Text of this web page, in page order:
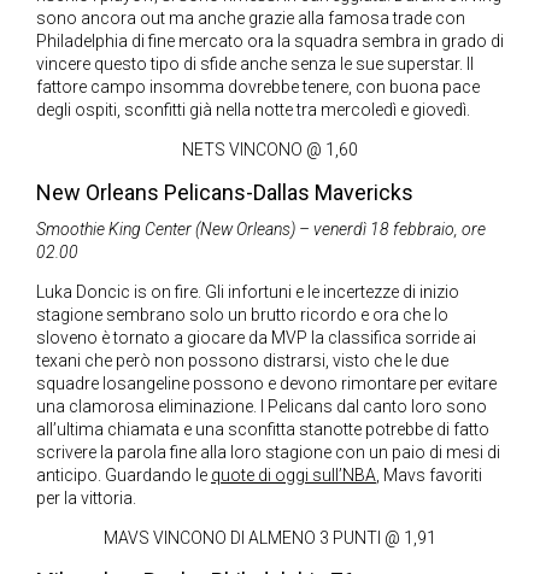
sono ancora out ma anche grazie alla famosa trade con
Philadelphia di fine mercato ora la squadra sembra in grado di
vincere questo tipo di sfide anche senza le sue superstar. Il
fattore campo insomma dovrebbe tenere, con buona pace
degli ospiti, sconfitti già nella notte tra mercoledì e giovedì.
NETS VINCONO @ 1,60
New Orleans Pelicans-Dallas Mavericks
Smoothie King Center (New Orleans) – venerdì 18 febbraio, ore
02.00
Luka Doncic is on fire. Gli infortuni e le incertezze di inizio
stagione sembrano solo un brutto ricordo e ora che lo
sloveno è tornato a giocare da MVP la classifica sorride ai
texani che però non possono distrarsi, visto che le due
squadre losangeline possono e devono rimontare per evitare
una clamorosa eliminazione. I Pelicans dal canto loro sono
all’ultima chiamata e una sconfitta stanotte potrebbe di fatto
scrivere la parola fine alla loro stagione con un paio di mesi di
anticipo. Guardando le quote di oggi sull’NBA, Mavs favoriti
per la vittoria.
MAVS VINCONO DI ALMENO 3 PUNTI @ 1,91